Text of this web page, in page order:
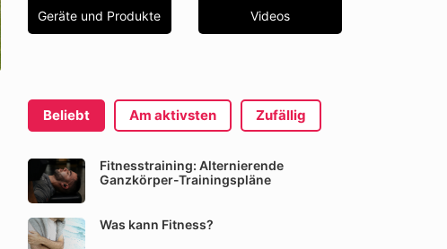
Geräte und Produkte Videos
Beliebt Am aktivsten Zufällig
Fitnesstraining: Alternierende
Ganzkörper-Trainingspläne
Was kann Fitness?